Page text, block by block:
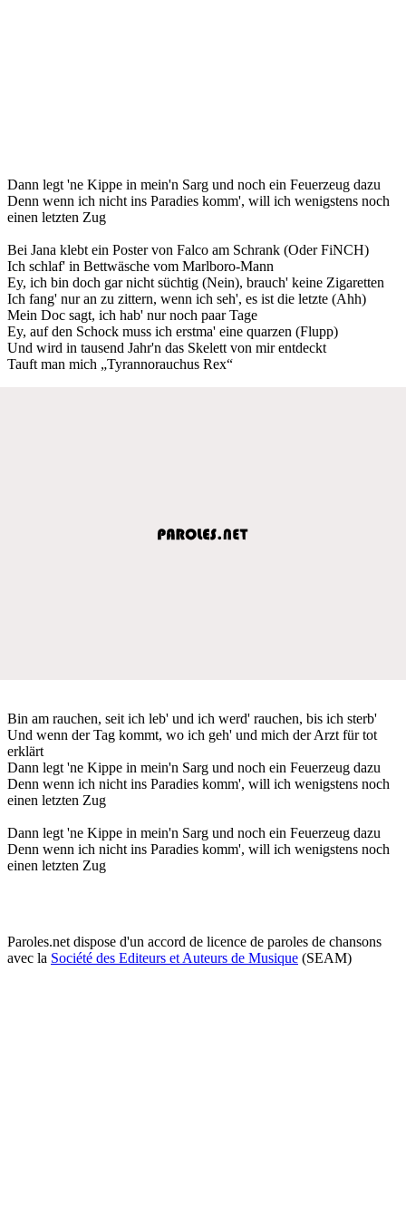
Dann legt 'ne Kippe in mein'n Sarg und noch ein Feuerzeug dazu
Denn wenn ich nicht ins Paradies komm', will ich wenigstens noch
einen letzten Zug
Bei Jana klebt ein Poster von Falco am Schrank (Oder FiNCH)
Ich schlaf' in Bettwäsche vom Marlboro-Mann
Ey, ich bin doch gar nicht süchtig (Nein), brauch' keine Zigaretten
Ich fang' nur an zu zittern, wenn ich seh', es ist die letzte (Ahh)
Mein Doc sagt, ich hab' nur noch paar Tage
Ey, auf den Schock muss ich erstma' eine quarzen (Flupp)
Und wird in tausend Jahr'n das Skelett von mir entdeckt
Tauft man mich „Tyrannorauchus Rex“
Bin am rauchen, seit ich leb' und ich werd' rauchen, bis ich sterb'
Und wenn der Tag kommt, wo ich geh' und mich der Arzt für tot
erklärt
Dann legt 'ne Kippe in mein'n Sarg und noch ein Feuerzeug dazu
Denn wenn ich nicht ins Paradies komm', will ich wenigstens noch
einen letzten Zug
Dann legt 'ne Kippe in mein'n Sarg und noch ein Feuerzeug dazu
Denn wenn ich nicht ins Paradies komm', will ich wenigstens noch
einen letzten Zug
Paroles.net dispose d'un accord de licence de paroles de chansons
avec la Société des Editeurs et Auteurs de Musique (SEAM)